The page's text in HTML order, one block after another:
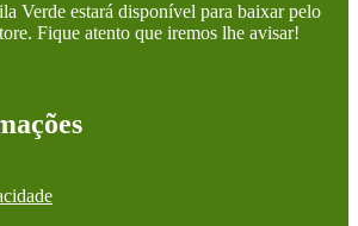
Verde estará disponível para baixar pelo
Fique atento que iremos lhe avisar!